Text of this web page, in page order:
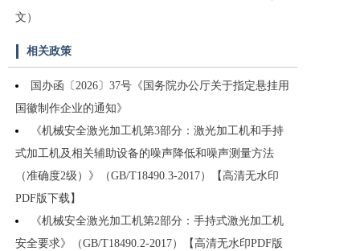
文）
相关政策
国办函〔2026〕37号《国务院办公厅关于指定悬挂用
国徽制作企业的通知》
《机械安全激光加工机第3部分：激光加工机和手持
式加工机及相关辅助设备的噪声降低和噪声测量方法
（准确度2级）》（GB/T18490.3-2017）【高清无水印
PDF版下载】
《机械安全激光加工机第2部分：手持式激光加工机
安全要求》（GB/T18490.2-2017）【高清无水印PDF版